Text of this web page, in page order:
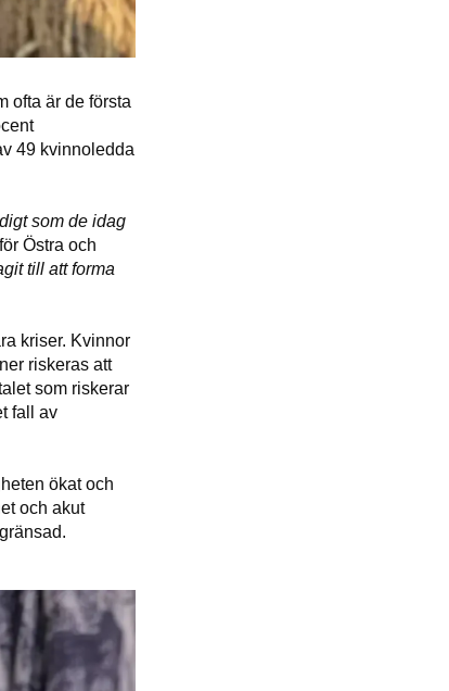
ofta är de första
49 kvinnoledda
som de idag
Östra och
till att forma
kriser. Kvinnor
riskeras att
som riskerar
fall av
ökat och
och akut